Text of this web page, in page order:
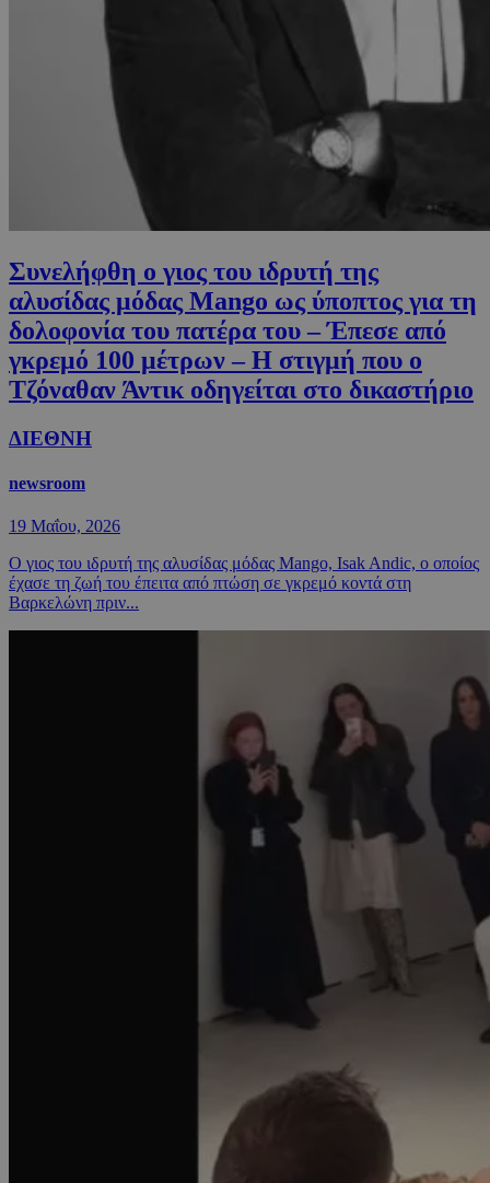
Συνελήφθη ο γιος του ιδρυτή της
αλυσίδας μόδας Mango ως ύποπτος για τη
δολοφονία του πατέρα του – Έπεσε από
γκρεμό 100 μέτρων – Η στιγμή που ο
Τζόναθαν Άντικ οδηγείται στο δικαστήριο
ΔΙΕΘΝΗ
newsroom
19 Μαΐου, 2026
Ο γιος του ιδρυτή της αλυσίδας μόδας Mango, Isak Andic, ο οποίος
έχασε τη ζωή του έπειτα από πτώση σε γκρεμό κοντά στη
Βαρκελώνη πριν...